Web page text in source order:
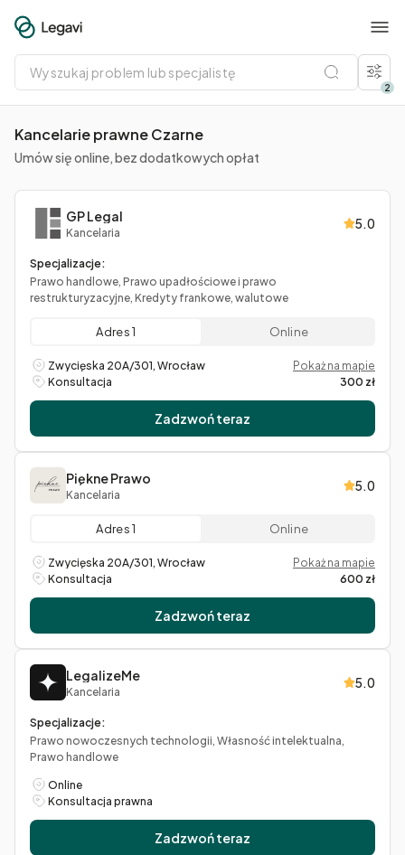
Wyszukaj
problem
lub
specjalistę
2
Kancelarie prawne Czarne
Umów się online, bez dodatkowych opłat
GP Legal
Kancelaria
5.0
Specjalizacje:
Prawo handlowe, Prawo upadłościowe i prawo
restrukturyzacyjne, Kredyty frankowe, walutowe
Adres 1 Online
Zwycięska 20A/301, Wrocław
Pokaż na mapie
Konsultacja
300 zł
Zadzwoń teraz
Piękne Prawo
Kancelaria
5.0
Adres 1 Online
Zwycięska 20A/301, Wrocław
Pokaż na mapie
Konsultacja
600 zł
Zadzwoń teraz
LegalizeMe
Kancelaria
5.0
Specjalizacje:
Prawo nowoczesnych technologii, Własność intelektualna,
Prawo handlowe
Online
Konsultacja prawna
Zadzwoń teraz